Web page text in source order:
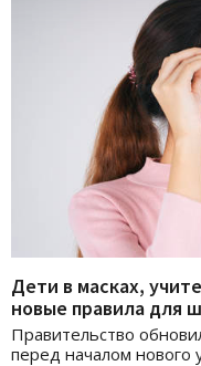
Дети в масках,
новые правила для
Правительство
перед началом нового